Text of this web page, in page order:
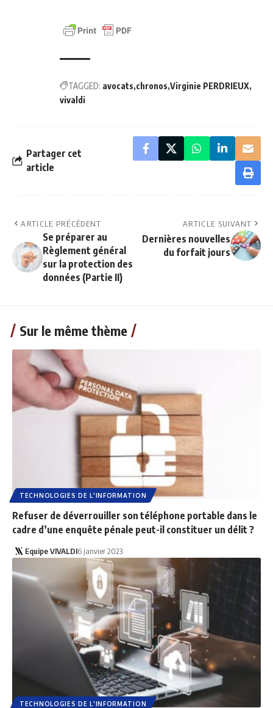
TAGGED: avocats chronos Virginie PERDRIEUX
vivaldi
Partager cet
article
ARTICLE PRÉCÉDENT
Se préparer au
Règlement général
sur la protection des
données (Partie II)
ARTICLE SUIVANT
Dernières nouvelles
du forfait jours
Sur le même thème
TECHNOLOGIES DE L'INFORMATION
Refuser de déverrouiller son téléphone portable dans le
cadre d’une enquête pénale peut-il constituer un délit ?
Equipe VIVALDI6 janvier 2023
TECHNOLOGIES DE L'INFORMATION